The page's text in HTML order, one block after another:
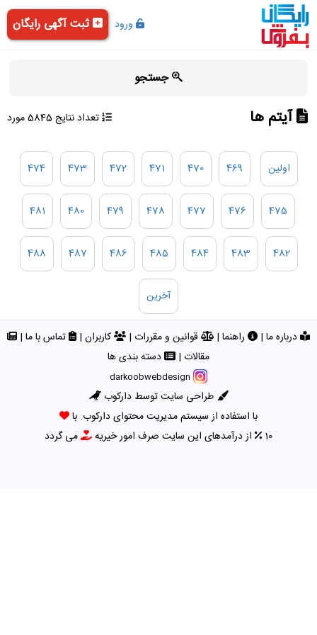
ورود ثبت آگهی رایگان
جستجو
آیتم ها تعداد نتایج 5845 مورد
اولین 469
470
471
472
473
474
475
476
477
478
479
480
481
482
483
484
485
486
487
488
آخرین
درباره ما | راهنما | قوانین و مقررات | کاربران | تماس با ما|
مقالات | دسته بندی ها
darkoobwebdesign
طراحی سایت توسط دارکوب
با استفاده از سیستم مدیریت محتوای دارکوب. با
10
از درآمدهای این سایت صرف امور خیریه می گردد